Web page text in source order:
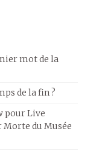
mot de la
de la fin ?
pour Live
Morte du Musée